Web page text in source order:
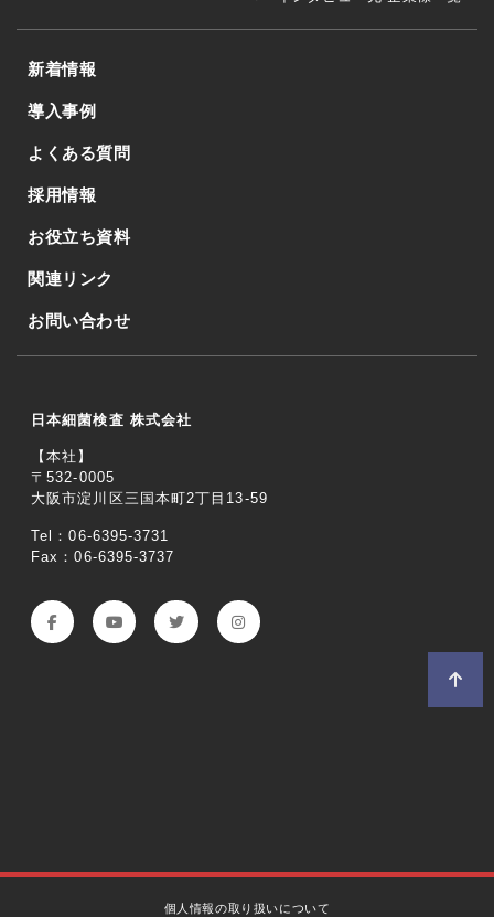
新着情報
導入事例
よくある質問
採用情報
お役立ち資料
関連リンク
お問い合わせ
日本細菌検査 株式会社
【本社】
〒532-0005
大阪市淀川区三国本町2丁目13-59
Tel：06-6395-3731
Fax：06-6395-3737
個人情報の取り扱いについて